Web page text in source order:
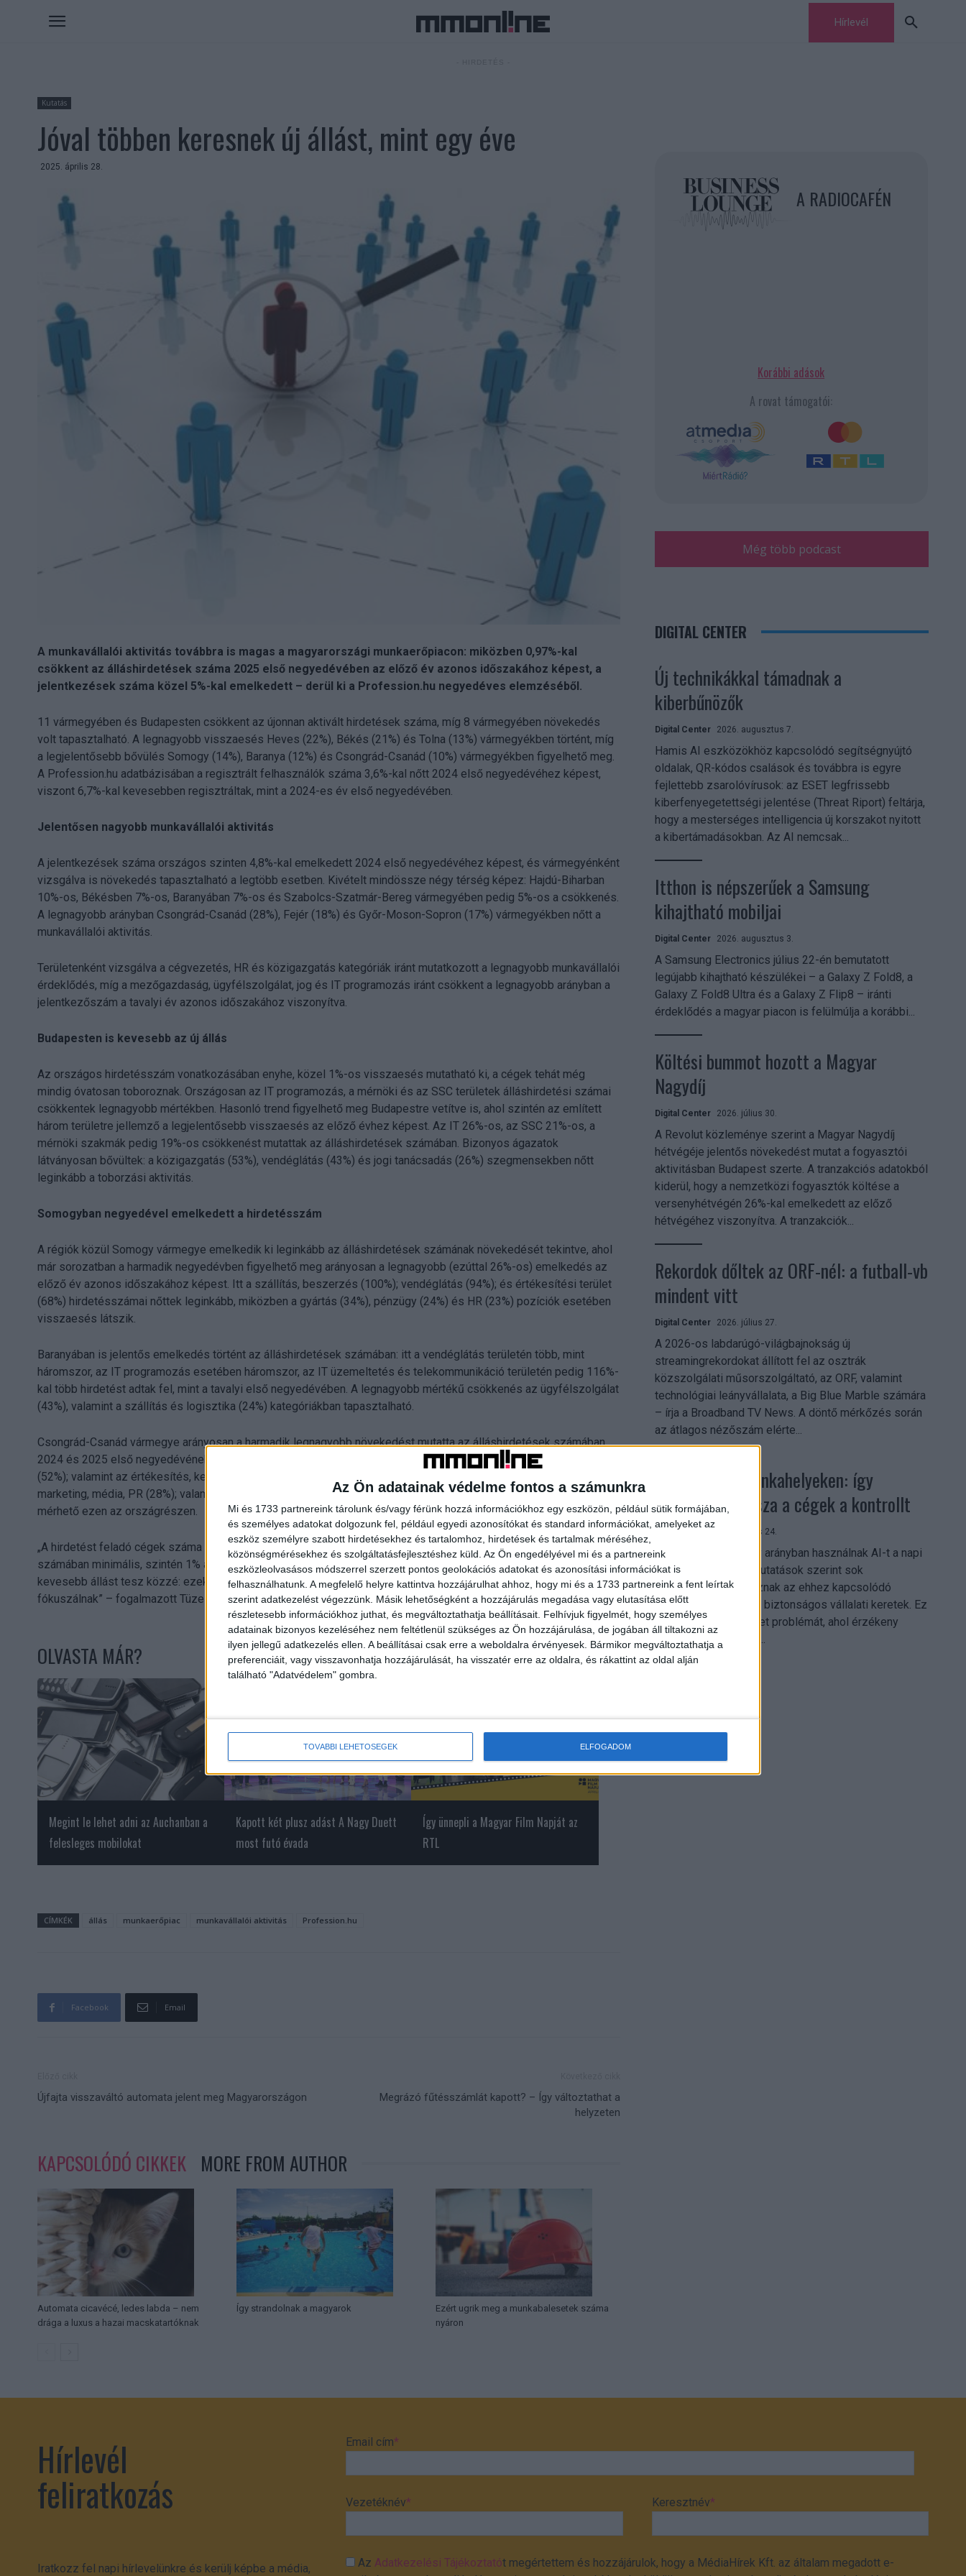
Az Ön adatainak védelme fontos a számunkra
Mi és 1733 partnereink tárolunk és/vagy férünk hozzá információkhoz egy eszközön, például sütik formájában,
és személyes adatokat dolgozunk fel, például egyedi azonosítókat és standard információkat, amelyeket az
eszköz személyre szabott hirdetésekhez és tartalomhoz, hirdetések és tartalmak méréséhez,
közönségmérésekhez és szolgáltatásfejlesztéshez küld. Az Ön engedélyével mi és a partnereink
eszközleolvasásos módszerrel szerzett pontos geolokációs adatokat és azonosítási információkat is
felhasználhatunk. A megfelelő helyre kattintva hozzájárulhat ahhoz, hogy mi és a 1733 partnereink a fent leírtak
szerint adatkezelést végezzünk. Másik lehetőségként a hozzájárulás megadása vagy elutasítása előtt
részletesebb információkhoz juthat, és megváltoztathatja beállításait. Felhívjuk figyelmét, hogy személyes
adatainak bizonyos kezeléséhez nem feltétlenül szükséges az Ön hozzájárulása, de jogában áll tiltakozni az
ilyen jellegű adatkezelés ellen. A beállításai csak erre a weboldalra érvényesek. Bármikor megváltoztathatja a
preferenciáit, vagy visszavonhatja hozzájárulását, ha visszatér erre az oldalra, és rákattint az oldal alján
található "Adatvédelem" gombra.
TOVÁBBI LEHETŐSÉGEK ELFOGADOM
Hírlevél
Kutatás
Jóval többen keresnek új állást, mint egy éve
2025. április 28.
A munkavállalói aktivitás továbbra is magas a magyarországi munkaerőpiacon: miközben 0,97%-kal
csökkent az álláshirdetések száma 2025 első negyedévében az előző év azonos időszakához képest, a
jelentkezések száma közel 5%-kal emelkedett – derül ki a Profession.hu negyedéves elemzéséből.
11 vármegyében és Budapesten csökkent az újonnan aktivált hirdetések száma, míg 8 vármegyében növekedés
volt tapasztalható. A legnagyobb visszaesés Heves (22%), Békés (21%) és Tolna (13%) vármegyékben történt, míg
a legjelentősebb bővülés Somogy (14%), Baranya (12%) és Csongrád-Csanád (10%) vármegyékben figyelhető meg.
A Profession.hu adatbázisában a regisztrált felhasználók száma 3,6%-kal nőtt 2024 első negyedévéhez képest,
viszont 6,7%-kal kevesebben regisztráltak, mint a 2024-es év első negyedévében.
Jelentősen nagyobb munkavállalói aktivitás
A jelentkezések száma országos szinten 4,8%-kal emelkedett 2024 első negyedévéhez képest, és vármegyénként
vizsgálva is növekedés tapasztalható a legtöbb esetben. Kivételt mindössze négy térség képez: Hajdú-Biharban
10%-os, Békésben 7%-os, Baranyában 7%-os és Szabolcs-Szatmár-Bereg vármegyében pedig 5%-os a csökkenés.
A legnagyobb arányban Csongrád-Csanád (28%), Fejér (18%) és Győr-Moson-Sopron (17%) vármegyékben nőtt a
munkavállalói aktivitás.
Területenként vizsgálva a cégvezetés, HR és közigazgatás kategóriák iránt mutatkozott a legnagyobb munkavállalói
érdeklődés, míg a mezőgazdaság, ügyfélszolgálat, jog és IT programozás iránt csökkent a legnagyobb arányban a
jelentkezőszám a tavalyi év azonos időszakához viszonyítva.
Budapesten is kevesebb az új állás
Az országos hirdetésszám vonatkozásában enyhe, közel 1%-os visszaesés mutatható ki, a cégek tehát még
mindig óvatosan toboroznak. Országosan az IT programozás, a mérnöki és az SSC területek álláshirdetési számai
csökkentek legnagyobb mértékben. Hasonló trend figyelhető meg Budapestre vetítve is, ahol szintén az említett
három területre jellemző a legjelentősebb visszaesés az előző évhez képest. Az IT 26%-os, az SSC 21%-os, a
mérnöki szakmák pedig 19%-os csökkenést mutattak az álláshirdetések számában. Bizonyos ágazatok
látványosan bővültek: a közigazgatás (53%), vendéglátás (43%) és jogi tanácsadás (26%) szegmensekben nőtt
leginkább a toborzási aktivitás.
Somogyban negyedével emelkedett a hirdetésszám
A régiók közül Somogy vármegye emelkedik ki leginkább az álláshirdetések számának növekedését tekintve, ahol
már sorozatban a harmadik negyedévben figyelhető meg arányosan a legnagyobb (ezúttal 26%-os) emelkedés az
előző év azonos időszakához képest. Itt a szállítás, beszerzés (100%); vendéglátás (94%); és értékesítési terület
(68%) hirdetésszámai nőttek leginkább, miközben a gyártás (34%), pénzügy (24%) és HR (23%) pozíciók esetében
visszaesés látszik.
Baranyában is jelentős emelkedés történt az álláshirdetések számában: itt a vendéglátás területén több, mint
háromszor, az IT programozás esetében háromszor, az IT üzemeltetés és telekommunikáció területén pedig 116%-
kal több hirdetést adtak fel, mint a tavalyi első negyedévében. A legnagyobb mértékű csökkenés az ügyfélszolgálat
(43%), valamint a szállítás és logisztika (24%) kategóriákban tapasztalható.
Csongrád-Csanád vármegye arányosan a harmadik legnagyobb növekedést mutatta az álláshirdetések számában
2024 és 2025 első negyedévének összevetésében. Itt a legnagyobb mértékben a HR (121%); a pénzügy, könyvelés
(52%); valamint az értékesítés, kereskedelem (25%) kategóriák mutatták a legnagyobb növekedést. Az IT (35%); a
marketing, média, PR (28%); valamint a mérnöki (16%) kategóriák esetében pedig a legszámottevőbb csökkenés
mérhető ezen az országrészen.
„A hirdetést feladó cégek száma 0,2%-kal emelkedett a tavalyi első negyedévhez képest, míg a hirdetések
számában minimális, szintén 1% alatti csökkenést tapasztaltunk. Több a hirdető, viszont egy munkaadó átlagosan
kevesebb állást tesz közzé: ezekből az adatokból is látható, hogy a cégek a meglévő munkavállalóik megtartására
fókuszálnak” – fogalmazott Tüzes Imre, a Profession.hu üzletfejlesztési igazgatója.
OLVASTA MÁR?
Megint le lehet adni az Auchanban a
felesleges mobilokat
Kapott két plusz adást A Nagy Duett
most futó évada
Így ünnepli a Magyar Film Napját az
RTL
CÍMKÉK állás munkaerőpiac munkavállalói aktivitás Profession.hu
Facebook Email
Újfajta visszaváltó automata jelent meg Magyarországon
Megrázó fűtésszámlát kapott? – Így változtathat a
helyzeten
KAPCSOLÓDÓ CIKKEK MORE FROM AUTHOR
Automata cicavécé, ledes labda – nem
drága a luxus a hazai macskatartóknak
Így strandolnak a magyarok
Ezért ugrik meg a munkabalesetek száma
nyáron
A RADIOCAFÉN
Korábbi adások
A rovat támogatói:
Még több podcast
DIGITAL CENTER
Új technikákkal támadnak a
kiberbűnözők
Digital Center 2026. augusztus 7.
Hamis AI eszközökhöz kapcsolódó segítségnyújtó
oldalak, QR-kódos csalások és továbbra is egyre
fejlettebb zsarolóvírusok: az ESET legfrissebb
kiberfenyegetettségi jelentése (Threat Riport) feltárja,
hogy a mesterséges intelligencia új korszakot nyitott
a kibertámadásokban. Az AI nemcsak...
Itthon is népszerűek a Samsung
kihajtható mobiljai
Digital Center 2026. augusztus 3.
A Samsung Electronics július 22-én bemutatott
legújabb kihajtható készülékei – a Galaxy Z Fold8, a
Galaxy Z Fold8 Ultra és a Galaxy Z Flip8 – iránti
érdeklődés a magyar piacon is felülmúlja a korábbi...
Költési bummot hozott a Magyar
Nagydíj
Digital Center 2026. július 30.
A Revolut közleménye szerint a Magyar Nagydíj
hétvégéje jelentős növekedést mutat a fogyasztói
aktivitásban Budapest szerte. A tranzakciós adatokból
kiderül, hogy a nemzetközi fogyasztók költése a
versenyhétvégén 26%-kal emelkedett az előző
hétvégéhez viszonyítva. A tranzakciók...
Rekordok dőltek az ORF-nél: a futball-vb
mindent vitt
Digital Center 2026. július 27.
A 2026-os labdarúgó-világbajnokság új
streamingrekordokat állított fel az osztrák
közszolgálati műsorszolgáltató, az ORF, valamint
technológiai leányvállalata, a Big Blue Marble számára
– írja a Broadband TV News. A döntő mérkőzés során
az átlagos nézőszám elérte...
Shadow AI a munkahelyeken: így
szerezhetik vissza a cégek a kontrollt
Digital Center 2026. július 24.
A munkavállalók nagy arányban használnak AI-t a napi
munkában, ám friss kutatások szerint sok
szervezetnél hiányoznak az ehhez kapcsolódó
világos irányelvek és biztonságos vállalati keretek. Ez
különösen ott jelenthet problémát, ahol érzékeny
üzleti információkkal...
Hírlevél
feliratkozás
Iratkozz fel napi hírlevelünkre és kerülj képbe a média,
Email cím*
Vezetéknév* Keresztnév*
Az Adatkezelési Tájékoztatót megértettem és hozzájárulok, hogy a MédiaHírek Kft. az általam megadott e-